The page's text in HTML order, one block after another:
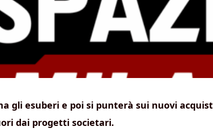
gli esuberi e poi si punterà sui nuovi
dai progetti societari.